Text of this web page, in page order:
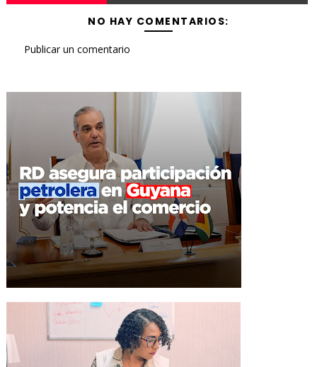
NO HAY COMENTARIOS:
Publicar un comentario